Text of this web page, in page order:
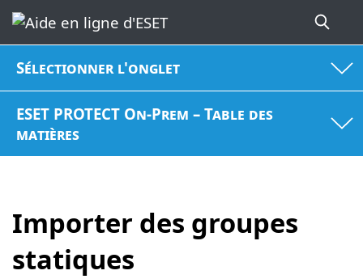
Sélectionner l'onglet
ESET PROTECT On-Prem – Table des
matières
Importer des groupes
statiques